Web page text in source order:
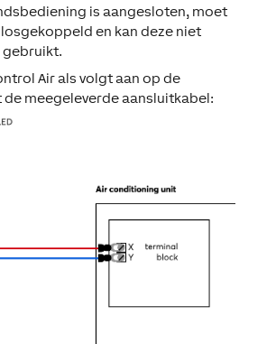
is aangesloten, moet
en kan deze niet
gebruikt.
Air als volgt aan op de
de meegeleverde aansluitkabel: